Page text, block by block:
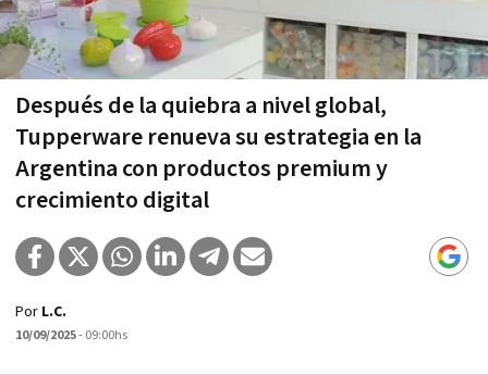
Después de la quiebra a nivel global,
Tupperware renueva su estrategia en la
Argentina con productos premium y
crecimiento digital
Por L.C.
10/09/2025- 09:00hs